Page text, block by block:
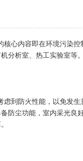
心内容即在环境污染
分析室、热工实验室等。
到防火性能，以免发
防尘功能，室内采光良